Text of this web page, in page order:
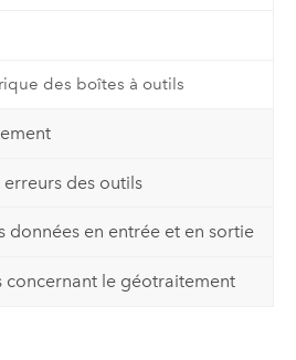
des boîtes à outils
des outils
données en entrée et en sortie
concernant le géotraitement